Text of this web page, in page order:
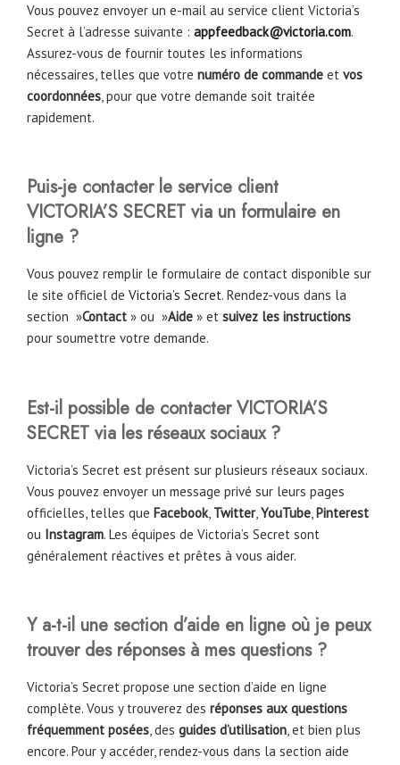
Vous pouvez envoyer un e-mail au service client Victoria’s
Secret à l’adresse suivante : appfeedback@victoria.com.
Assurez-vous de fournir toutes les informations
nécessaires, telles que votre numéro de commande et vos
coordonnées, pour que votre demande soit traitée
rapidement.
Puis-je contacter le service client
VICTORIA’S SECRET via un formulaire en
ligne ?
Vous pouvez remplir le formulaire de contact disponible sur
le site officiel de Victoria’s Secret. Rendez-vous dans la
section »Contact » ou »Aide » et suivez les instructions
pour soumettre votre demande.
Est-il possible de contacterVICTORIA’S
SECRET via les réseaux sociaux ?
Victoria’s Secret est présent sur plusieurs réseaux sociaux.
Vous pouvez envoyer un message privé sur leurs pages
officielles, telles que Facebook, Twitter,YouTube,Pinterest
ou Instagram. Les équipes de Victoria’s Secret sont
généralement réactives et prêtes à vous aider.
Y a-t-il une section d’aide en ligne où je peux
trouver des réponses à mes questions ?
Victoria’s Secret propose une section d’aide en ligne
complète. Vous y trouverez des réponses aux questions
fréquemment posées, des guides d’utilisation, et bien plus
encore. Pour y accéder, rendez-vous dans la section aide